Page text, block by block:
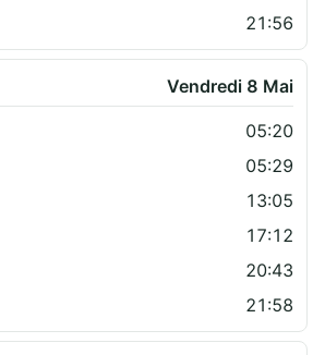
21:56
Vendredi 8 Mai
05:20
05:29
13:05
17:12
20:43
21:58